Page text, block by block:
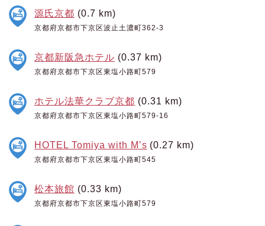
源氏京都 (0.7 km)
京都府京都市下京区波止土濃町362-3
京都新阪急ホテル (0.37 km)
京都府京都市下京区東塩小路町579
ホテル法華クラブ京都 (0.31 km)
京都府京都市下京区東塩小路町579-16
HOTEL Tomiya with M’s (0.27 km)
京都府京都市下京区東塩小路町545
松本旅館 (0.33 km)
京都府京都市下京区東塩小路町579